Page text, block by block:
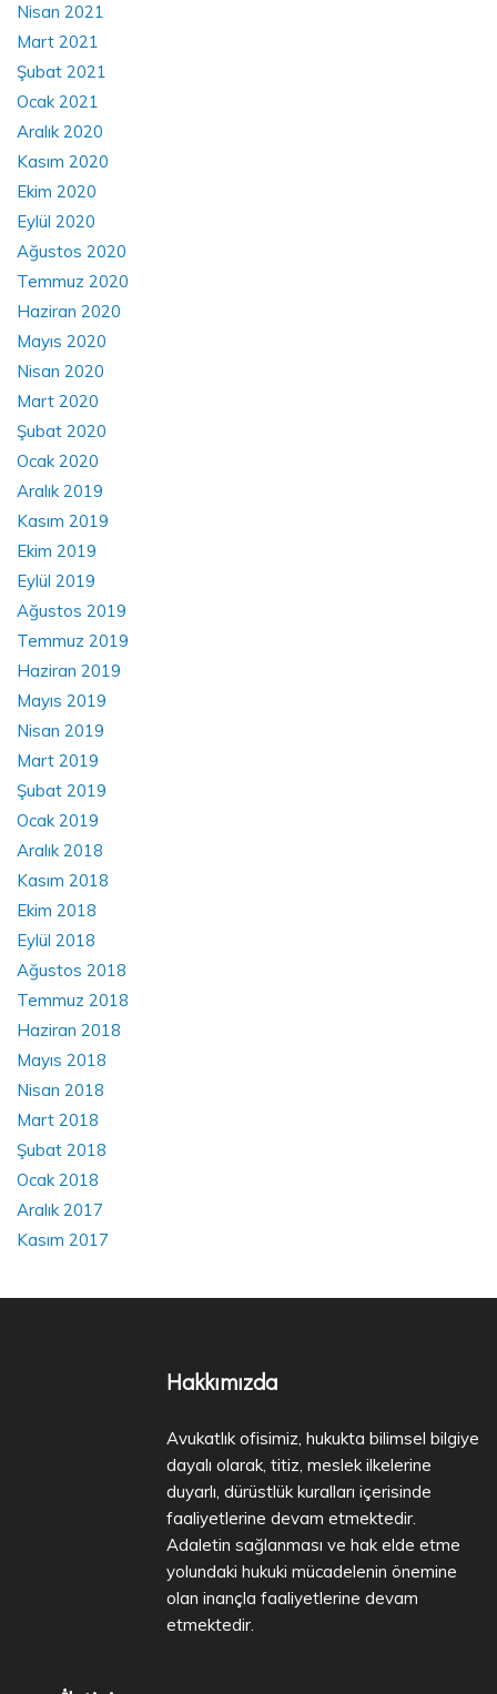
Nisan 2021
Mart 2021
Şubat 2021
Ocak 2021
Aralık 2020
Kasım 2020
Ekim 2020
Eylül 2020
Ağustos 2020
Temmuz 2020
Haziran 2020
Mayıs 2020
Nisan 2020
Mart 2020
Şubat 2020
Ocak 2020
Aralık 2019
Kasım 2019
Ekim 2019
Eylül 2019
Ağustos 2019
Temmuz 2019
Haziran 2019
Mayıs 2019
Nisan 2019
Mart 2019
Şubat 2019
Ocak 2019
Aralık 2018
Kasım 2018
Ekim 2018
Eylül 2018
Ağustos 2018
Temmuz 2018
Haziran 2018
Mayıs 2018
Nisan 2018
Mart 2018
Şubat 2018
Ocak 2018
Aralık 2017
Kasım 2017
Hakkımızda
Avukatlık ofisimiz, hukukta bilimsel bilgiye
dayalı olarak, titiz, meslek ilkelerine
duyarlı, dürüstlük kuralları içerisinde
faaliyetlerine devam etmektedir.
Adaletin sağlanması ve hak elde etme
yolundaki hukuki mücadelenin önemine
olan inançla faaliyetlerine devam
etmektedir.